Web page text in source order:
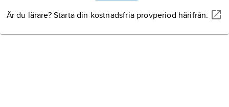
Är du lärare? Starta din kostnadsfria provperiod härifrån.